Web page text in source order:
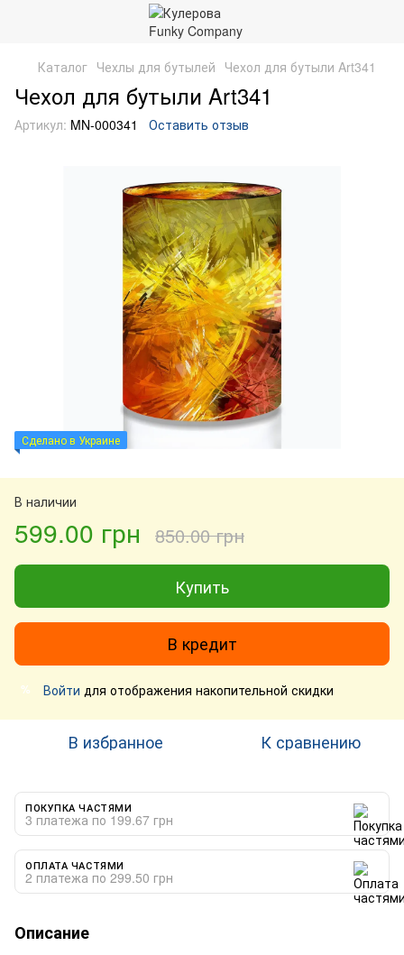
Каталог Чехлы для бутылей Чехол для бутыли Art341
Чехол для бутыли Art341
Артикул: MN-000341 Оставить отзыв
Сделано в Украине
В наличии
599.00 грн 850.00 грн
Купить
В кредит
% Войти для отображения накопительной скидки
В избранное К сравнению
ПОКУПКА ЧАСТЯМИ
3 платежа по 199.67 грн
ОПЛАТА ЧАСТЯМИ
2 платежа по 299.50 грн
Описание